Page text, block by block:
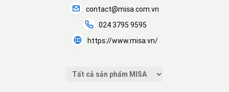
contact@misa.com.vn
024 3795 9595
https://www.misa.vn/